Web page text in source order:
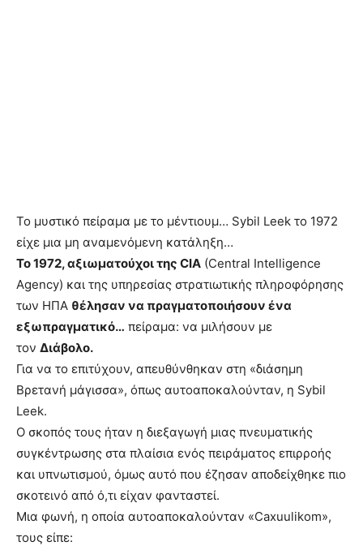
Το μυστικό πείραμα με το μέντιουμ… Sybil Leek το 1972
είχε μια μη αναμενόμενη κατάληξη…
Το 1972, αξιωματούχοι της CIA (Central Intelligence
Agency) και της υπηρεσίας στρατιωτικής πληροφόρησης
των ΗΠΑ θέλησαν να πραγματοποιήσουν ένα
εξωπραγματικό… πείραμα: να μιλήσουν με
τον Διάβολο.
Για να το επιτύχουν, απευθύνθηκαν στη «διάσημη
Βρετανή μάγισσα», όπως αυτοαποκαλούνταν, η Sybil
Leek.
Ο σκοπός τους ήταν η διεξαγωγή μιας πνευματικής
συγκέντρωσης στα πλαίσια ενός πειράματος επιρροής
και υπνωτισμού, όμως αυτό που έζησαν αποδείχθηκε πιο
σκοτεινό από ό,τι είχαν φανταστεί.
Μια φωνή, η οποία αυτοαποκαλούνταν «Caxuulikom»,
τους είπε: